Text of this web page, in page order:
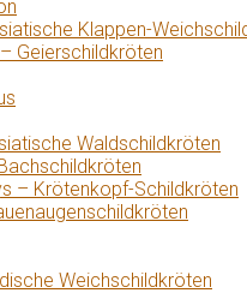
Klappen-
Geierschildkröten
Waldschildkröten
– Krötenkopf-Schildkröten
Weichschildkröten